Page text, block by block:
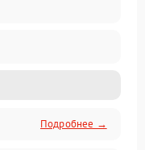
Подробнее →